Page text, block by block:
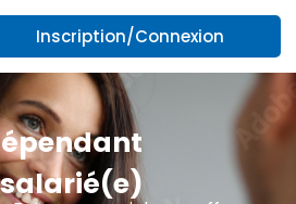
Inscription/Connexion